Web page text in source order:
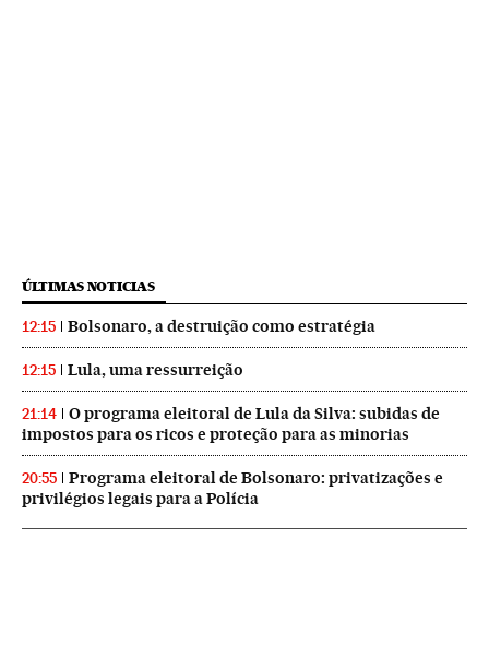
ÚLTIMAS NOTICIAS
12:15 Bolsonaro, a destruição como estratégia
12:15 Lula, uma ressurreição
21:14
O programa eleitoral de Lula da Silva: subidas de
impostos para os ricos e proteção para as minorias
20:55
Programa eleitoral de Bolsonaro: privatizações e
privilégios legais para a Polícia